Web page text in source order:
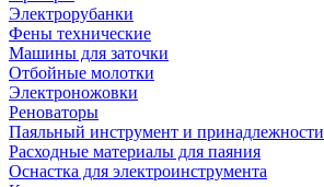
Электрорубанки
Фены технические
Машины для заточки
Отбойные молотки
Электроножовки
Реноваторы
Паяльный инструмент и принадлежности
Расходные материалы для паяния
Оснастка для электроинструмента